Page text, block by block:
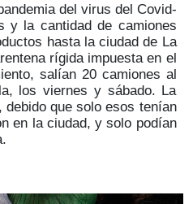
del virus del Covid-
y la cantidad de camiones
hasta la ciudad de La
rígida impuesta en el
salían 20 camiones al
los viernes y sábado. La
que solo esos tenían
en la ciudad, y solo podían